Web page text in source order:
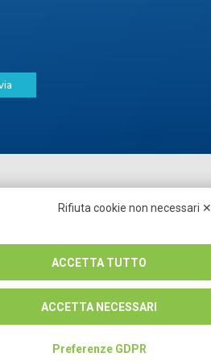
Seguici su:Rifiuta cookie non necessari ✕
ACCETTA TUTTO
ACCETTA NECESSARI
Preferenze GDPR